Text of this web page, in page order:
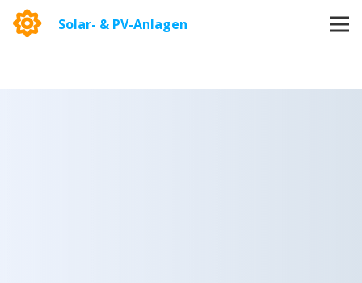
Solar- & PV-Anlagen